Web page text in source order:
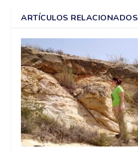
ARTÍCULOS RELACIONADOS